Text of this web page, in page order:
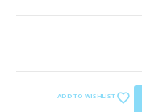
ADD TO WISHLIST